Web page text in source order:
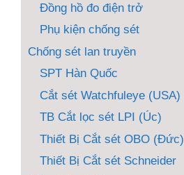
Đồng hồ đo điện trở
Phụ kiện chống sét
Chống sét lan truyền
SPT Hàn Quốc
Cắt sét Watchfuleye (USA)
TB Cắt lọc sét LPI (Úc)
Thiết Bị Cắt sét OBO (Đức)
Thiết Bị Cắt sét Schneider